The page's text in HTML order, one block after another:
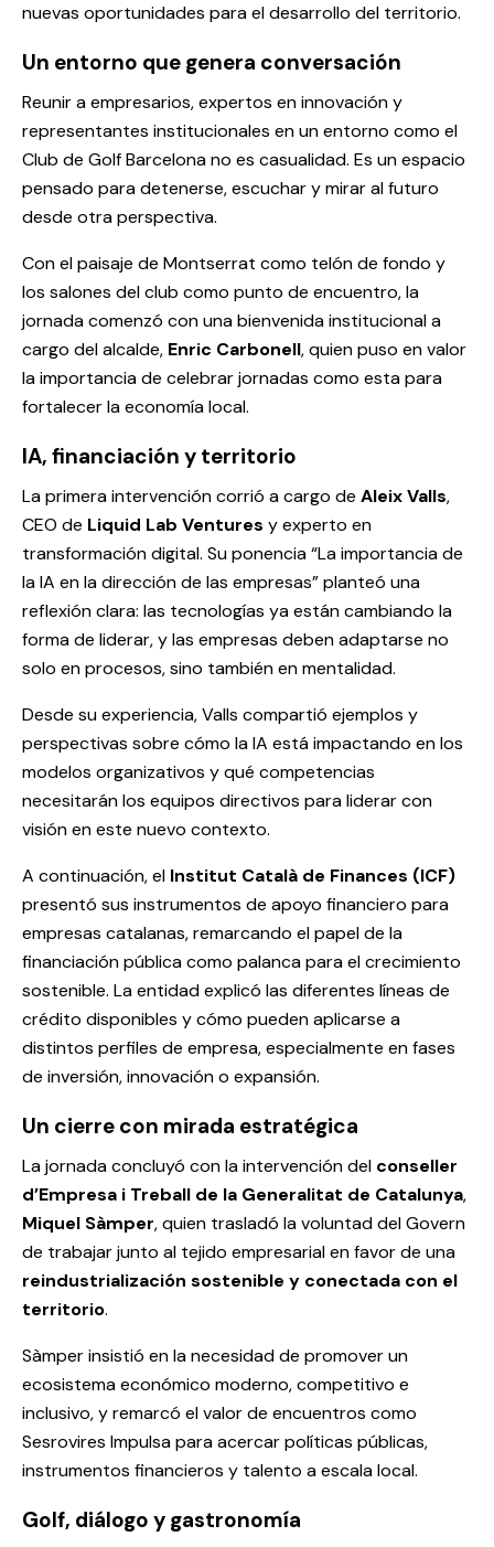
nuevas oportunidades para el desarrollo del territorio.
Un entorno que genera conversación
Reunir a empresarios, expertos en innovación y
representantes institucionales en un entorno como el
Club de Golf Barcelona no es casualidad. Es un espacio
pensado para detenerse, escuchar y mirar al futuro
desde otra perspectiva.
Con el paisaje de Montserrat como telón de fondo y
los salones del club como punto de encuentro, la
jornada comenzó con una bienvenida institucional a
cargo del alcalde, Enric Carbonell, quien puso en valor
la importancia de celebrar jornadas como esta para
fortalecer la economía local.
IA, financiación y territorio
La primera intervención corrió a cargo de Aleix Valls,
CEO de Liquid Lab Ventures y experto en
transformación digital. Su ponencia “La importancia de
la IA en la dirección de las empresas” planteó una
reflexión clara: las tecnologías ya están cambiando la
forma de liderar, y las empresas deben adaptarse no
solo en procesos, sino también en mentalidad.
Desde su experiencia, Valls compartió ejemplos y
perspectivas sobre cómo la IA está impactando en los
modelos organizativos y qué competencias
necesitarán los equipos directivos para liderar con
visión en este nuevo contexto.
A continuación, el Institut Català de Finances (ICF)
presentó sus instrumentos de apoyo financiero para
empresas catalanas, remarcando el papel de la
financiación pública como palanca para el crecimiento
sostenible. La entidad explicó las diferentes líneas de
crédito disponibles y cómo pueden aplicarse a
distintos perfiles de empresa, especialmente en fases
de inversión, innovación o expansión.
Un cierre con mirada estratégica
La jornada concluyó con la intervención del conseller
d’Empresa i Treball de la Generalitat de Catalunya,
Miquel Sàmper, quien trasladó la voluntad del Govern
de trabajar junto al tejido empresarial en favor de una
reindustrialización sostenible y conectada con el
territorio.
Sàmper insistió en la necesidad de promover un
ecosistema económico moderno, competitivo e
inclusivo, y remarcó el valor de encuentros como
Sesrovires Impulsa para acercar políticas públicas,
instrumentos financieros y talento a escala local.
Golf, diálogo y gastronomía